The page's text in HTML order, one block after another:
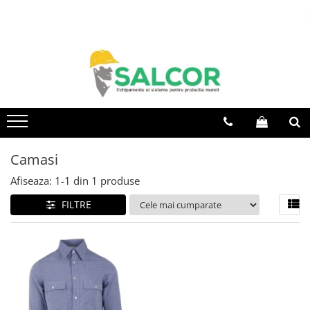
Articole unica folosinta
Combinezoane
Costum-Salopeta
Halate de lucru
Hanorace
Imbracaminte Femei
Jachete de iarna
Camasi
Afiseaza: 1-1 din 1 produse
FILTRE